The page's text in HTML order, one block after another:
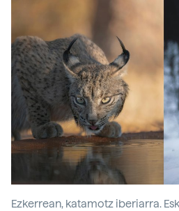
Ezkerrean, katamotz iberiarra.